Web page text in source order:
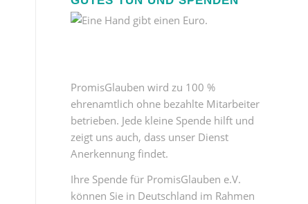
PromisGlauben wird zu 100 %
ehrenamtlich ohne bezahlte Mitarbeiter
betrieben. Jede kleine Spende hilft und
zeigt uns auch, dass unser Dienst
Anerkennung findet.
Ihre Spende für PromisGlauben e.V.
können Sie in Deutschland im Rahmen